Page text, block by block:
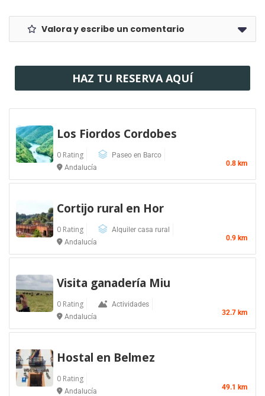
Valora y escribe un comentario
HAZ TU RESERVA AQUÍ
Los Fiordos Cordobes
0 Rating
Paseo en Barco
Andalucía
0.8 km
Cortijo rural en Hor
0 Rating
Alquiler casa rural
Andalucía
0.9 km
Visita ganadería Miu
0 Rating
Actividades
Andalucía
32.7 km
Hostal en Belmez
0 Rating
Andalucía 49.1 km